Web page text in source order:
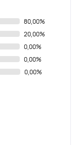
80,00%
20,00%
0,00%
0,00%
0,00%